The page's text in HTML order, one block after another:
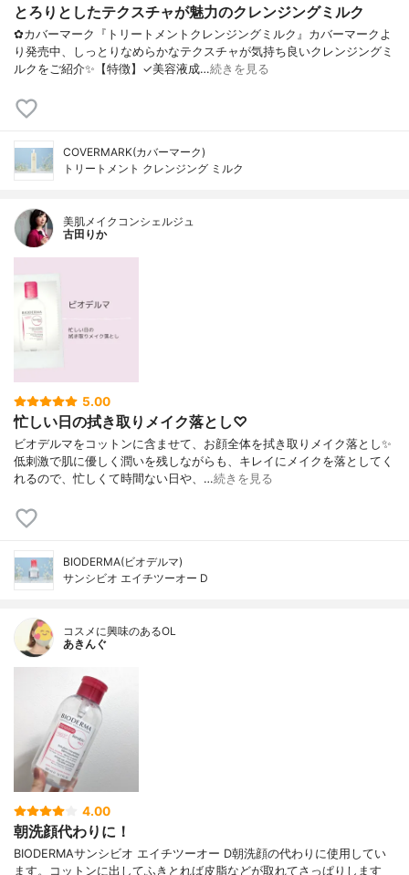
とろりとしたテクスチャが魅力のクレンジングミルク
✿カバーマーク『トリートメントクレンジングミルク』カバーマークよ
り発売中、しっとりなめらかなテクスチャが気持ち良いクレンジングミ
ルクをご紹介✨【特徴】✓美容液成…続きを見る
COVERMARK(カバーマーク)
トリートメント クレンジング ミルク
美肌メイクコンシェルジュ
古田りか
5.00
忙しい日の拭き取りメイク落とし♡
ビオデルマをコットンに含ませて、お顔全体を拭き取りメイク落とし✨
低刺激で肌に優しく潤いを残しながらも、キレイにメイクを落としてく
れるので、忙しくて時間ない日や、…続きを見る
BIODERMA(ビオデルマ)
サンシビオ エイチツーオー D
コスメに興味のあるOL
あきんぐ
4.00
朝洗顔代わりに！
BIODERMAサンシビオ エイチツーオー D朝洗顔の代わりに使用してい
ます。コットンに出してふきとれば皮脂などが取れてさっぱりします